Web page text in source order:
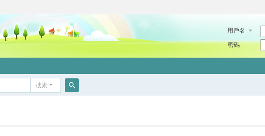
用戶名
密碼
搜索